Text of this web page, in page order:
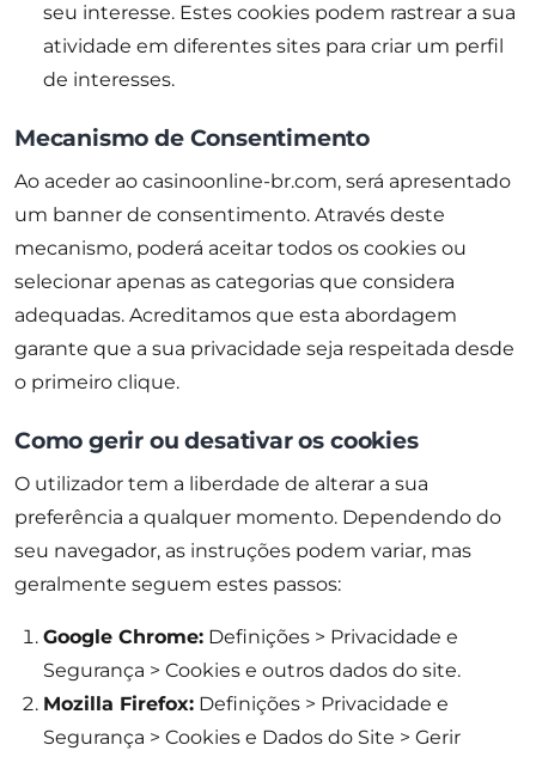
seu interesse. Estes cookies podem rastrear a sua
atividade em diferentes sites para criar um perfil
de interesses.
Mecanismo de Consentimento
Ao aceder ao casinoonline-br.com, será apresentado
um banner de consentimento. Através deste
mecanismo, poderá aceitar todos os cookies ou
selecionar apenas as categorias que considera
adequadas. Acreditamos que esta abordagem
garante que a sua privacidade seja respeitada desde
o primeiro clique.
Como gerir ou desativar os cookies
O utilizador tem a liberdade de alterar a sua
preferência a qualquer momento. Dependendo do
seu navegador, as instruções podem variar, mas
geralmente seguem estes passos:
Google Chrome: Definições > Privacidade e
Segurança > Cookies e outros dados do site.
Mozilla Firefox: Definições > Privacidade e
Segurança > Cookies e Dados do Site > Gerir